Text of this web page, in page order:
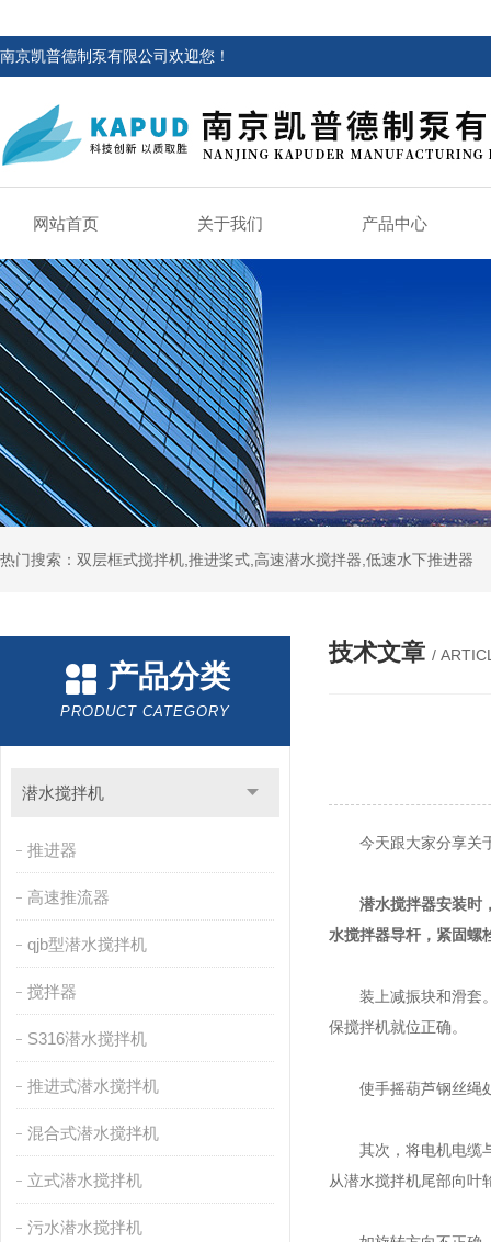
南京凯普德制泵有限公司欢迎您！
网站首页 关于我们 产品中心
热门搜索：双层框式搅拌机,推进桨式,高速潜水搅拌器,低速水下推进器
产品分类
PRODUCT CATEGORY
潜水搅拌机
推进器
高速推流器
qjb型潜水搅拌机
搅拌器
S316潜水搅拌机
推进式潜水搅拌机
混合式潜水搅拌机
立式潜水搅拌机
污水潜水搅拌机
技术文章 /
今天跟大家分享关于
潜水搅拌器安装时
水搅拌器导杆，紧固螺
装上减振块和滑套。
保搅拌机就位正确。
使手摇葫芦钢丝绳处
其次，将电机电缆与
从潜水搅拌机尾部向叶